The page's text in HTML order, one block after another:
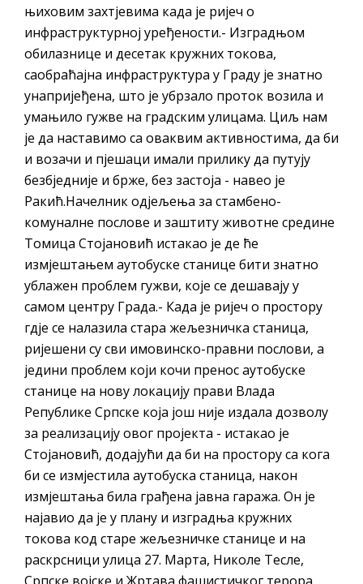
њиховим захтјевима када је ријеч о
инфраструктурној уређености.- Изградњом
обилазнице и десетак кружних токова,
саобраћајна инфраструктура у Граду је знатно
унапријеђена, што је убрзало проток возила и
умањило гужве на градским улицама. Циљ нам
је да наставимо са оваквим активностима, да би
и возачи и пјешаци имали прилику да путују
безбједније и брже, без застоја - навео је
Ракић.Начелник одјељења за стамбено-
комуналне послове и заштиту животне средине
Томица Стојановић истакао је де ће
измјештањем аутобуске станице бити знатно
ублажен проблем гужви, које се дешавају у
самом центру Града.- Када је ријеч о простору
гдје се налазила стара жељезничка станица,
ријешени су сви имовинско-правни послови, а
једини проблем који кочи пренос аутобуске
станице на нову локацију прави Влада
Републике Српске која још није издала дозволу
за реализацију овог пројекта - истакао је
Стојановић, додајући да би на простору са кога
би се измјестила аутобуска станица, након
измјештања била грађена јавна гаража. Он је
најавио да је у плану и изградња кружних
токова код старе жељезничке станице и на
раскрсници улица 27. Марта, Николе Тесле,
Српске војске и Жртава фашистичког терора